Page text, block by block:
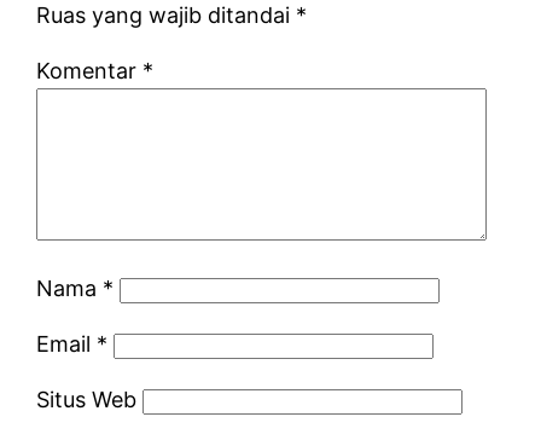
Ruas yang wajib ditandai *
Komentar *
Nama *
Email *
Situs Web